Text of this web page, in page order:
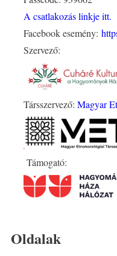
A csatlakozás linkje itt.
Facebook esemény:
Szervező:
Társszervező: Magyar
Támogató:
Oldalak